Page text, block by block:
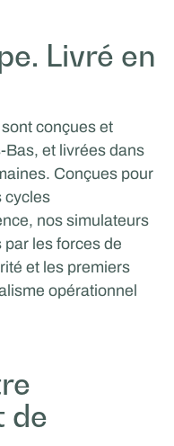
Livré en
conçues et
et livrées dans
Conçues pour
cycles
nos simulateurs
les forces de
et les premiers
opérationnel
de